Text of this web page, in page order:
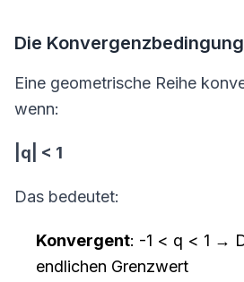
Die Konvergenzbedingung
Eine geometrische Reihe
wenn:
|q| < 1
Das bedeutet:
Konvergent: -1 < q < 1 →
endlichen Grenzwert